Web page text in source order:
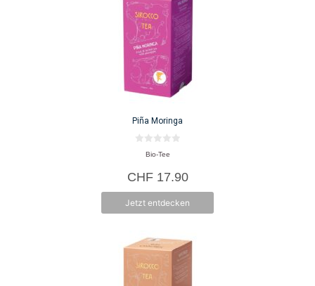
Piña Moringa
n
5
Bio-Tee
CHF17.90
Jetzt entdecken